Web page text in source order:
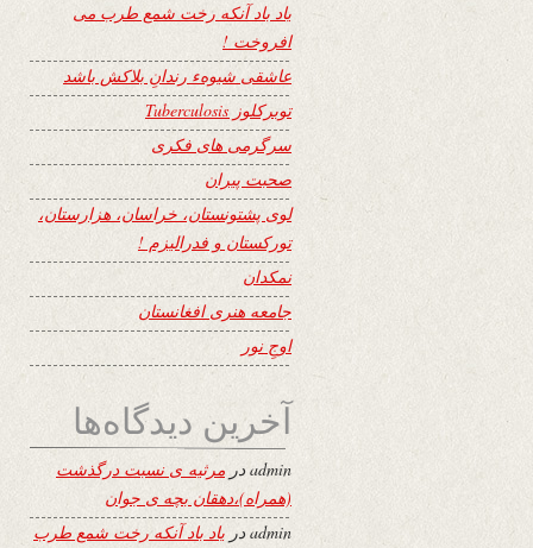
یاد باد آنکه رخت شمع طرب می
افروخت !
عاشقی شیوهء رندانِ بلاکش باشد
توبرکلوز Tuberculosis
سرگرمی های فکری
صحبت پیران
لوی پشتونستان، خراسان، هزارستان،
تورکستان و فدرالیزم !
نمکدان
جامعه هنری افغانستان
اوجِ نور
آخرین دیدگاه‌ها
adminدر مرثیه ی نسبت درگذشت
(همراه)،دهقان بچه ی جوان
admin در یاد باد آنکه رخت شمع طرب